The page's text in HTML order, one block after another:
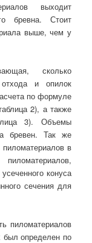
выходит
бревна. Стоит
выше, чем у
сколько
отхода и опилок
по формуле
2), а также
3). Объемы
бревен. Так же
в
конуса
сечения для
пиломатериалов
был определен по